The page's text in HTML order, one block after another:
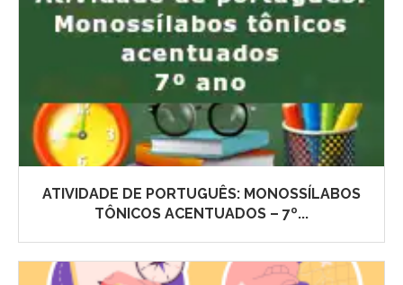
ATIVIDADE DE PORTUGUÊS: MONOSSÍLABOS
TÔNICOS ACENTUADOS – 7º...